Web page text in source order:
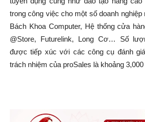
trong công việc cho một số doanh nghiệp
Bách Khoa Computer, Hệ thống cửa
@Store, Futurelink, Long Cơ… Số
được tiếp xúc với các công cụ đánh
trách nhiệm của proSales là khoảng